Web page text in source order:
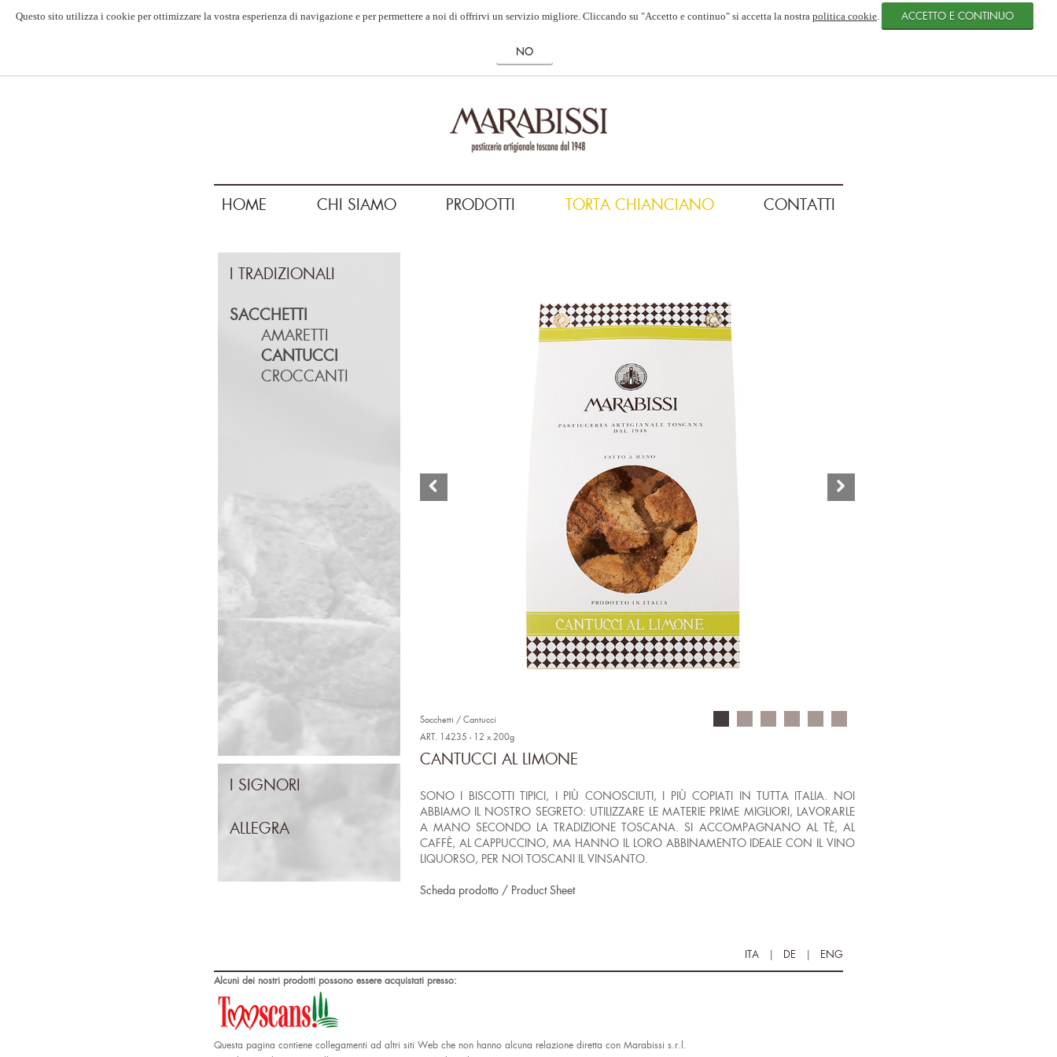
Questo sito utilizza i cookie per ottimizzare la vostra esperienza di navigazione e per permettere a noi di offrirvi un servizio migliore. Cliccando su "Accetto e continuo" si accetta la nostra politica cookie.
HOME CHI SIAMO PRODOTTI TORTA CHIANCIANO CONTATTI
I TRADIZIONALI
SACCHETTI
AMARETTI
CANTUCCI
CROCCANTI
I SIGNORI
ALLEGRA
Sacchetti / Cantucci
ART. 14235 - 12 x 200g
CANTUCCI AL LIMONE
SONO I BISCOTTI TIPICI, I PIÙ CONOSCIUTI, I PIÙ COPIATI IN TUTTA ITALIA. NOI
ABBIAMO IL NOSTRO SEGRETO: UTILIZZARE LE MATERIE PRIME MIGLIORI, LAVORARLE
A MANO SECONDO LA TRADIZIONE TOSCANA. SI ACCOMPAGNANO AL TÈ, AL
CAFFÈ, AL CAPPUCCINO, MA HANNO IL LORO ABBINAMENTO IDEALE CON IL VINO
LIQUORSO, PER NOI TOSCANI IL VINSANTO.
Scheda prodotto / Product Sheet
ITA | DE | ENG
Alcuni dei nostri prodotti possono essere acquistati presso:
Questa pagina contiene collegamenti ad altri siti Web che non hanno alcuna relazione diretta con Marabissi s.r.l.